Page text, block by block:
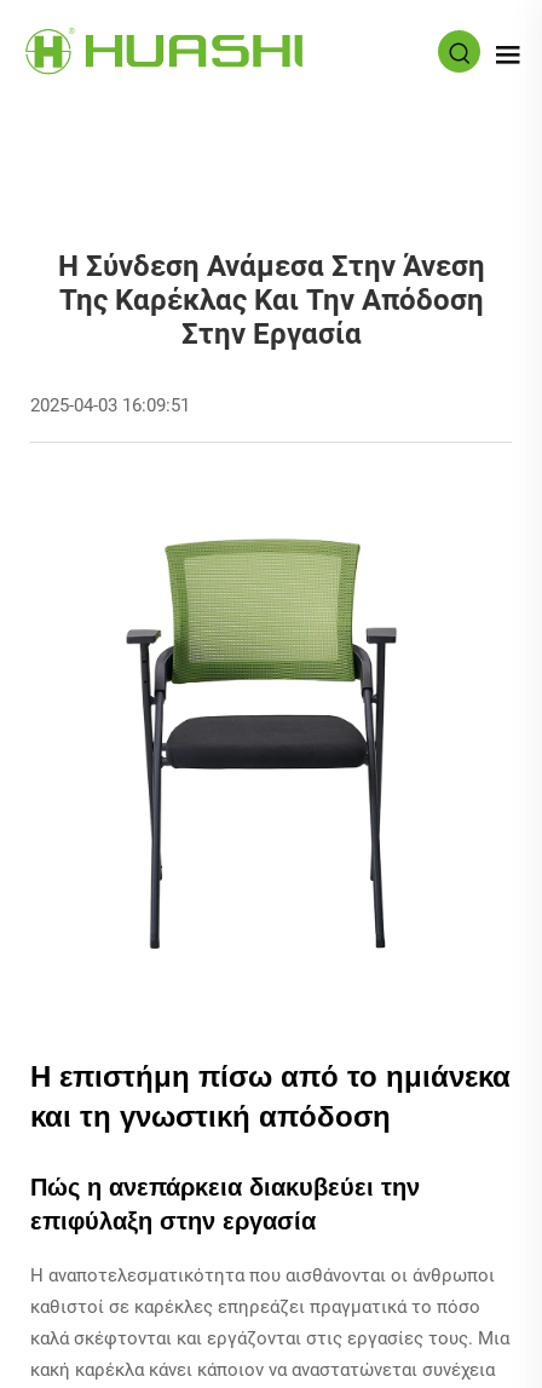
Η Σύνδεση Ανάμεσα Στην Άνεση
Της Καρέκλας Και Την Απόδοση
Στην Εργασία
2025-04-03 16:09:51
Η επιστήμη πίσω από το ημιάνεκα
και τη γνωστική απόδοση
Πώς η ανεπάρκεια διακυβεύει την
επιφύλαξη στην εργασία
Η αναποτελεσματικότητα που αισθάνονται οι άνθρωποι
καθιστοί σε καρέκλες επηρεάζει πραγματικά το πόσο
καλά σκέφτονται και εργάζονται στις εργασίες τους. Μια
κακή καρέκλα κάνει κάποιον να αναστατώνεται συνέχεια